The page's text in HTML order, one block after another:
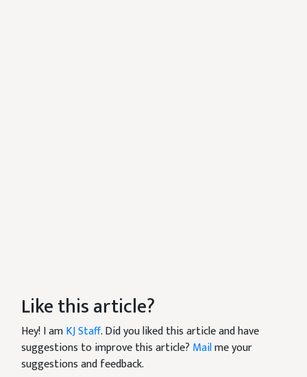
Like this article?
Hey! I amKJ Staff. Did you liked this article and have
suggestions to improve this article? Mailme your
suggestions and feedback.